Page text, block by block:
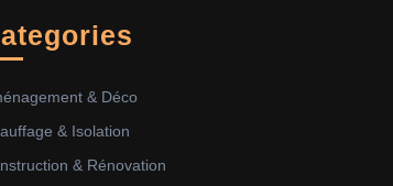
& Déco
& Isolation
& Rénovation